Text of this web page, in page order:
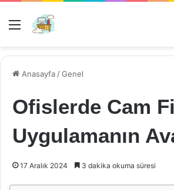
Menü
Anasayfa /Genel
Ofislerde Cam
Uygulamanın
17 Aralık 2024 3 dakika okuma süresi